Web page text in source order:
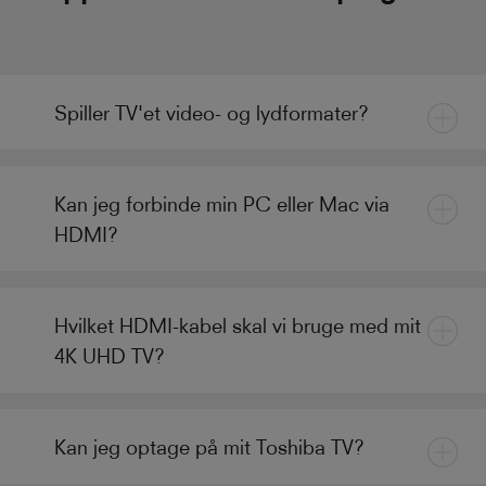
Spiller TV'et video- og lydformater?
Kan jeg forbinde min PC eller Mac via
HDMI?
Hvilket HDMI-kabel skal vi bruge med mit
4K UHD TV?
Kan jeg optage på mit Toshiba TV?